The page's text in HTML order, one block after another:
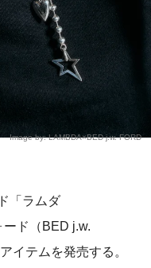
Image by: LAMBDA×BED j.w. FORD
「ラムダ
ード（BED j.w.
イテムを発売する。